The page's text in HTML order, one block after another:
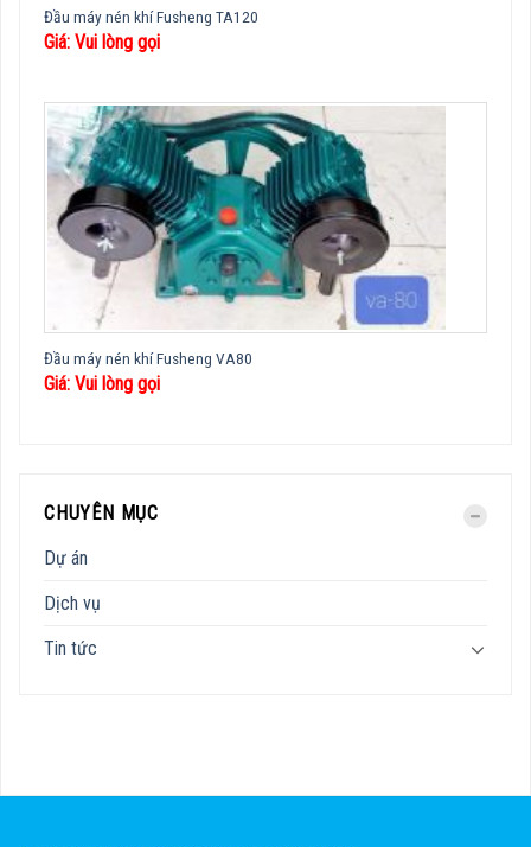
Đầu máy nén khí Fusheng TA120
Giá: Vui lòng gọi
Đầu máy nén khí Fusheng VA80
Giá: Vui lòng gọi
CHUYÊN MỤC
Dự án
Dịch vụ
Tin tức